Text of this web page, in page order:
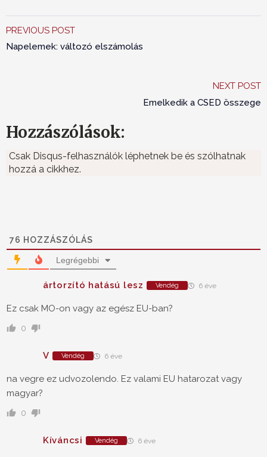
PREVIOUS POST
Napelemek: változó elszámolás
NEXT POST
Emelkedik a CSED összege
Hozzászólások:
Csak Disqus-felhasználók léphetnek be és szólhatnak
hozzá a cikkhez.
76 HOZZÁSZÓLÁS
Legrégebbi
ártorzító hatású lesz Vendég 6 éve
Ez csak MO-on vagy az egész EU-ban?
0
V Vendég 6 éve
na vegre ez udvozolendo. Ez valami EU hatarozat vagy
magyar?
0
Kíváncsi Vendég 6 éve